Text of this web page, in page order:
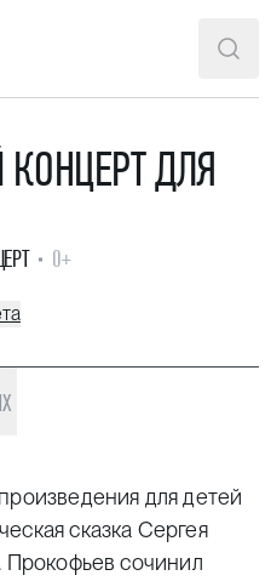
оперы и балета
ДЛЯ
0+
для детей
сказка Сергея
Прокофьев сочинил